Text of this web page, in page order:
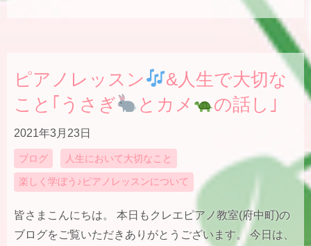
ピアノレッスン
&人生で大切な
こと｢うさぎ
とカメ の話し｣
2021年3月23日
ブログ 人生において大切なこと
楽しく学ぼう♪ピアノレッスンについて
皆さまこんにちは。 本日もクレエピアノ教室(府中町)の
ブログをご覧いただきありがとうございます。 今日は、